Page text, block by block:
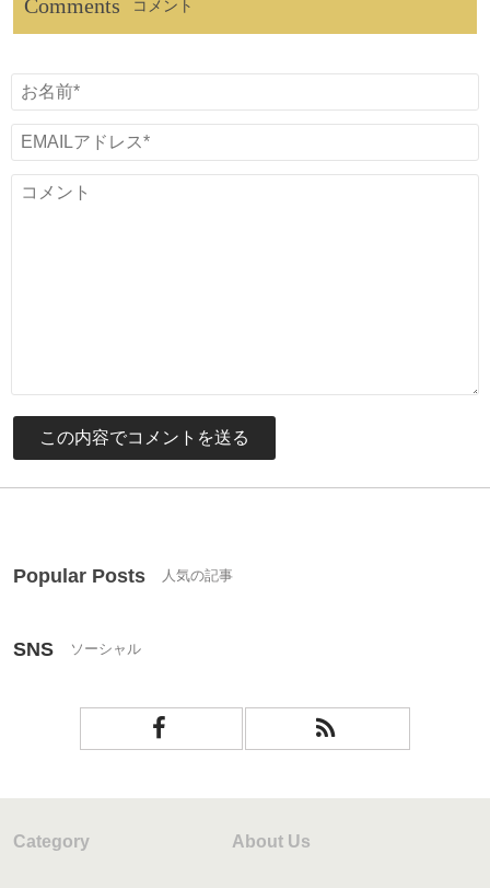
Popular Posts
SNS
Category About Us